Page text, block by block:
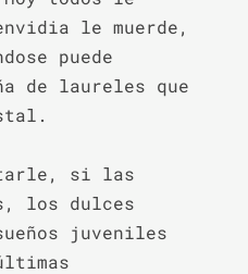
le muerde,
puede
de laureles que
si las
los dulces
juveniles